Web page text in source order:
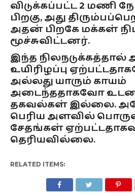
விடுக்கப்பட்ட 2 மணி
பிறகு, அது
அதன் பிறகே மக்கள்
மூச்சுவிட்டனர்.
இந்த நிலநடுக்கத்தால்
உயிரிழப்பு
அல்லது யாரும் காயம்
அடைந்ததாகவோ
தகவல்கள் இல்லை.
பெரிய அளவில்
சேதங்கள்
தெரியவில்லை.
RELATED ITEMS: